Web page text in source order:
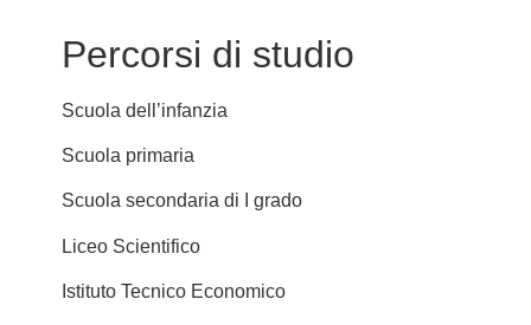
Percorsi di studio
Scuola dell’infanzia
Scuola primaria
Scuola secondaria di I grado
Liceo Scientifico
Istituto Tecnico Economico